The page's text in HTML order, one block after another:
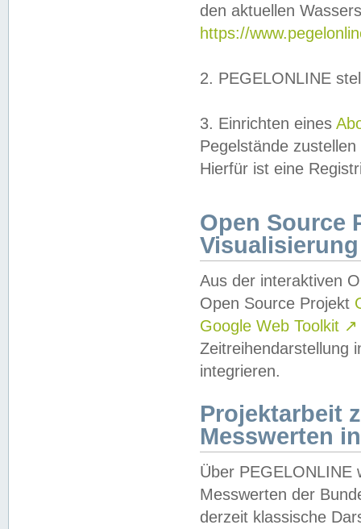
den aktuellen
https://
2. PEGELONLINE
3. Einrichten eines
Pegelstände
Hierfür ist eine
Open Source
Visualisierung
Aus der interaktiven
Open Source Projekt
Google Web Toolkit ↗
Zeitreihendarstellung
integrieren.
Projektarbeit
Messwerten
Über PEGELONLINE
Messwerten der
derzeit klassische